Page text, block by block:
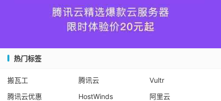
热门标签
搬瓦工 腾讯云
Vultr
腾讯云优惠
HostWinds
阿里云